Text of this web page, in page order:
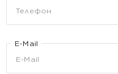
E-Mail